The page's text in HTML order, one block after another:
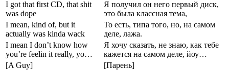
I got that first CD, that shit
was dope
Я получил он него первый диск,
это была классная тема,
I mean, kind of, but it
actually was kinda wack
То есть, типа того, но, на самом
деле, лажа.
I mean I don’t know how
you’re feelin it really, yo…
Я хочу сказать, не знаю, как тебе
кажется на самом деле, йоу…
[A Guy]
[Парень]